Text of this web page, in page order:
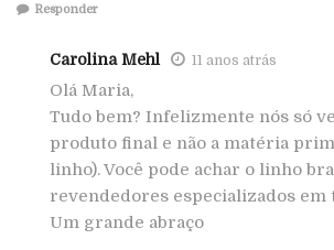
Responder
Carolina Mehl 11 anos atrás
Olá Maria,
Tudo bem? Infelizmente nós só
produto final e não a matéria
linho). Você pode achar o linho
revendedores especializados em
Um grande abraço